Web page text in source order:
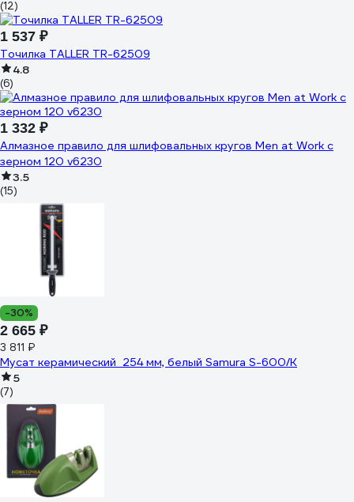
(12)
1 537 ₽
Точилка TALLER TR-62509
4.8
(6)
1 332 ₽
Алмазное правило для шлифовальных кругов Men at Work с
зерном 120 v6230
3.5
(15)
-30%
2 665 ₽
3 811 ₽
Мусат керамический 254 мм, белый Samura S-600/K
5
(7)